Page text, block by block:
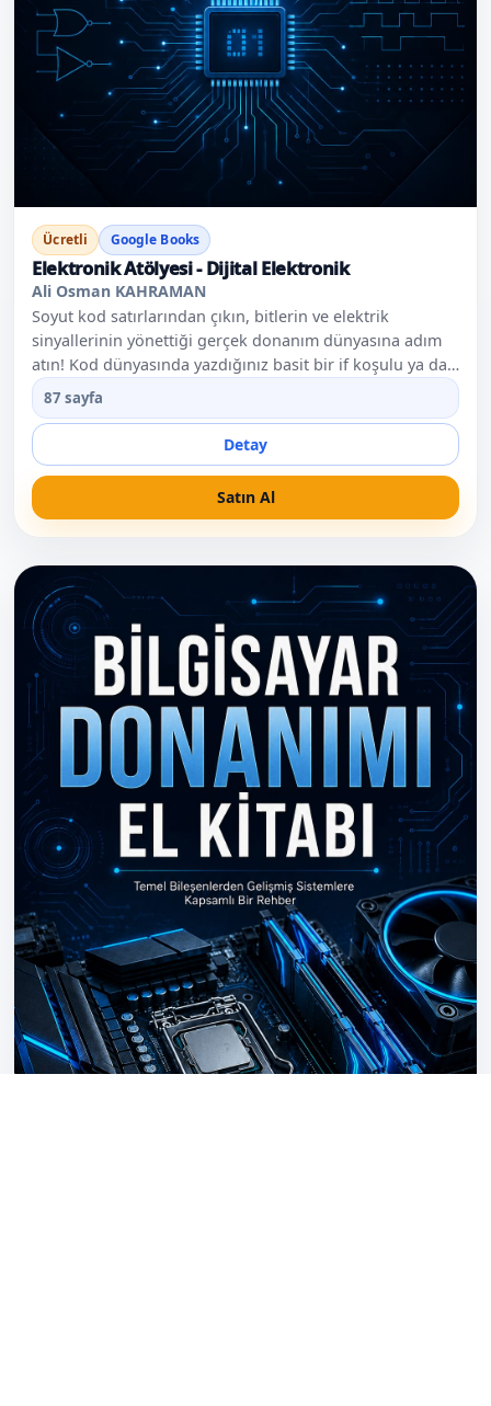
kazıyın . Kimler İçin Uygun? Siyah ekrandan çıkıp fiziksel
dünyaya dokunmak isteyen yazılımcılar, kendi
prototiplerini üretmek isteyen maker'lar, elektrik-
elektronik öğrencileri ve elektroniğe sıfırdan, doğru bir
başlangıç yapmak isteyen her seviyeden meraklılar için.
Ücretli Google Books
Elektronik Atölyesi - Dijital Elektronik
Ali Osman KAHRAMAN
Soyut kod satırlarından çıkın, bitlerin ve elektrik
sinyallerinin yönettiği gerçek donanım dünyasına adım
atın! Kod dünyasında yazdığınız basit bir if koşulu ya da
bir değişkenin hafızada tutulması arka planda nasıl
gerçekleşir? Mikroişlemciler ve bilgisayarlar en temel
seviyede bitleri nasıl işler? Elektronik Atölyesi: Dijital
Elektronik kitabı, sizi ağır Boolean cebri ispatlarına ve
sıkıcı teorik teoremlere boğmadan; lojik entegrelerin,
bitlerin ve dijital sinyallerin sahada nasıl yönetildiğini
benzer. Bu kitapla birlikte donanımın dilini tamamen
çözeceksiniz. Bu Kitap Size Ne Kazandırır? • 0 ve 1'in
Ötesi: İkilik (Binary) ve On altılık (Hexadecimal) sayı
sistemlerinin donanımdaki gerçek karşılığını ve Gray
kodunun endüstriyel sensörlerdeki gizemini kavrayın. •
Donanımsal if-else Yapısı: AND, OR, NOT, NAND ve XOR
mantık kapılarını sadece sembollerle değil; doğruluk
tabloları (Truth Tables) ve standart 7400 ile 4000 lojik
entegre serileri üzerinden uygulamalı olarak öğrenin. •
Hafıza Hücreleri ve Zamanlama: Bellek mimarisinin atası
olan Latch ve Flip-Flop (SR, D, JK) devreleriyle 1 bitlik
veriyi donanımda kilitleme (Latching) refleksini kazanın. •
Pin Tasarrufunun Sırrı: Efsanevi 74HC595 Shift Register
(Kaydırmalı Kaydedici) entegresini kaskat bağlamayı
öğrenerek, sadece 3 mikrodenetleyici piniyle sonsuz
sayıda çıkışı nasıl yöneteceğinizi keşfedin. • Dünyalar
Arası Köprü (ADC & DAC): Doğal dünyadaki analog
verileri bitlere dökmeyi (Analog-Dijital Dönüşüm) ve R-2R
direnç merdiveni mimarisiyle dijital veriyi sese veya
voltaja çevirmeyi öğrenin. • Saha Haberleşme
Protokolleri: UART, I2C ve SPI protokollerinin çalışma
87 sayfa
Detay
Satın Al